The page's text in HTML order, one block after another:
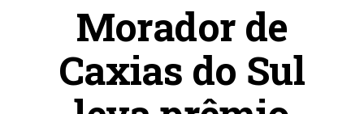
Morador de
Caxias do Sul